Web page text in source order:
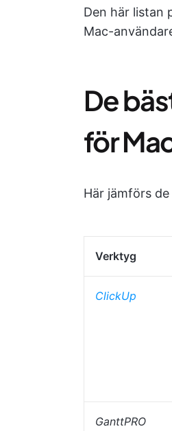
Den här listan
Mac-
De
för
Här jämförs
Verktyg
ClickUp
GanttPRO